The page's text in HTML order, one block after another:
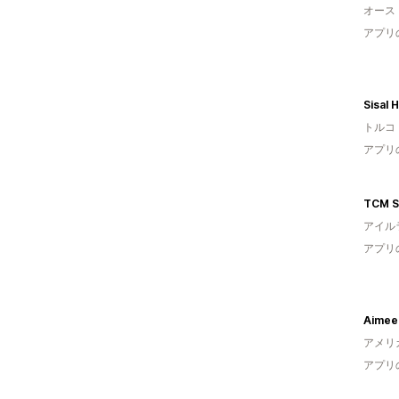
オース
アプリ
Sisal
トルコ
アプリ
TCM
アイル
アプリ
アメリ
アプリ